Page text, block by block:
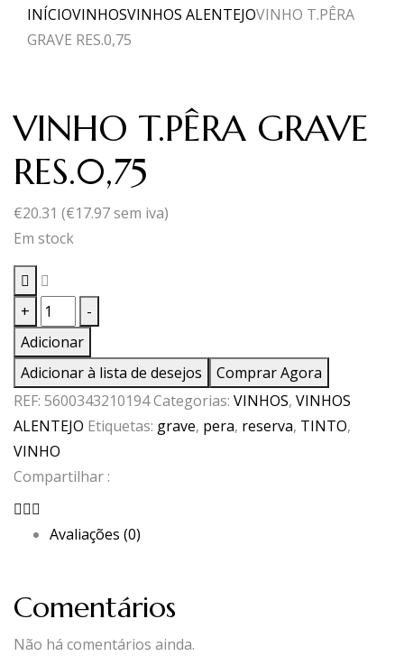
INÍCIOVINHOSVINHOS ALENTEJOVINHO T.PÊRA
GRAVE RES.0,75
VINHO T.PÊRA GRAVE
RES.0,75
€20.31 (€17.97sem iva)
Em stock
+
Quantidade
de
VINHO
T.PÊRA
GRAVE
RES.0,75
-
Adicionar
Adicionar à lista de desejos
Comprar Agora
REF: 5600343210194Categorias: VINHOS, VINHOS
ALENTEJO Etiquetas: grave, pera, reserva, TINTO,
VINHO
Compartilhar :
Avaliações (0)
Comentários
Não há comentários ainda.